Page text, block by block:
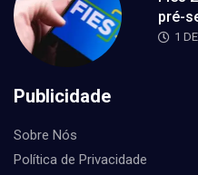
pré-
1
Publicidade
Sobre Nós
Política de Privacidade